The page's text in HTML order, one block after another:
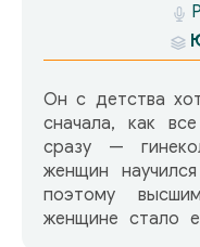
Он с детства
сначала, как
сразу —
женщин
поэтому
женщине стало